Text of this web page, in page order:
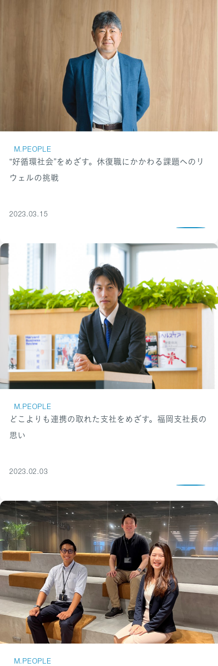
M.PEOPLE
“好循環社会”をめざす。休復職にかかわる課題へのリ
ウェルの挑戦
2023.03.15
M.PEOPLE
どこよりも連携の取れた支社をめざす。福岡支社長の
思い
2023.02.03
M.PEOPLE